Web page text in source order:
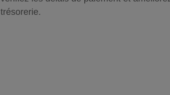
trésorerie.